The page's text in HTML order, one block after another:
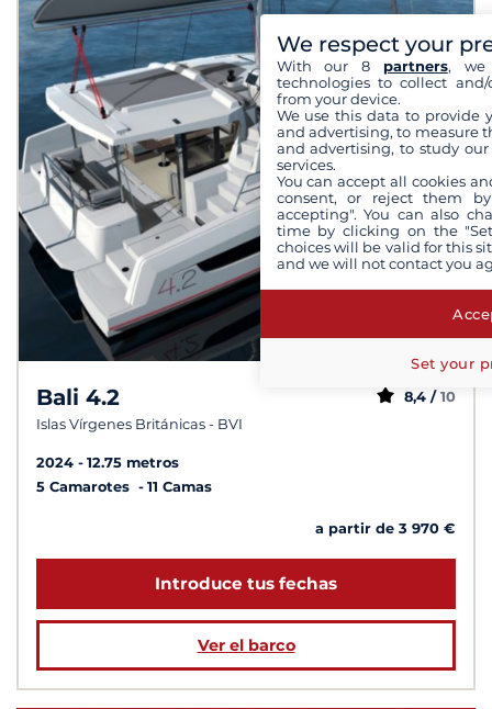
Bali 4.2
Islas Vírgenes Británicas - BVI
8,4 / 10
2024
12.75 metros
5 Camarotes
11 Camas
a partir de 3 970 €
Introduce tus fechas
Ver el barco
We respect your
With our 8 partners, we
technologies to collect
from your device.
We use this data to provide
and advertising, to measure
and advertising, to study
services.
You can accept all cookies
consent, or reject them
accepting". You can also
time by clicking on the
choices will be valid for this
and we will not contact you
Set your